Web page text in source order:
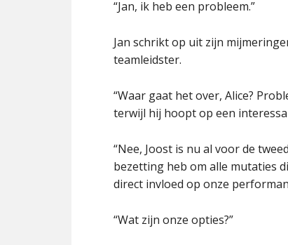
“Jan, ik heb een probleem.”
Jan schrikt op uit zijn
teamleidster.
“Waar gaat het over, Alice?
terwijl hij hoopt op een
“Nee, Joost is nu al voor de
bezetting heb om alle mutaties
direct invloed op onze
“Wat zijn onze opties?”